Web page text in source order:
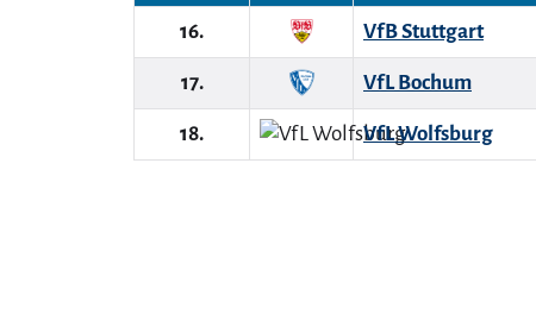
16. VfB Stuttgart
17. VfL Bochum
18. VfL Wolfsburg